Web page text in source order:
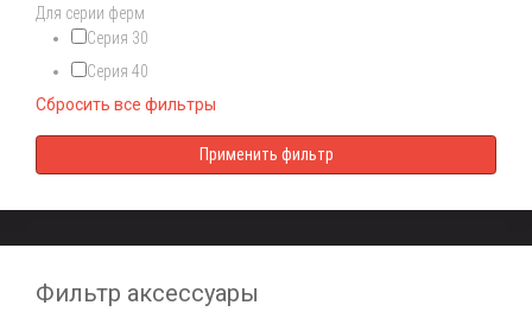
Для серии ферм
Серия 30
Серия 40
Сбросить все фильтры
Фильтр аксессуары